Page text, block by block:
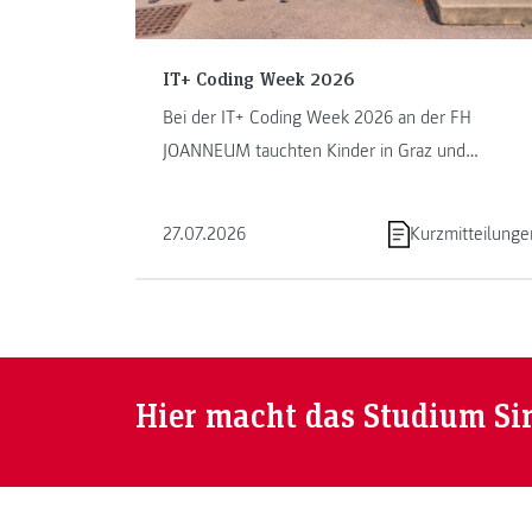
IT+ Coding Week 2026
Bei der IT+ Coding Week 2026 an der FH
JOANNEUM tauchten Kinder in Graz und
27.07.2026
Hier macht das Studium